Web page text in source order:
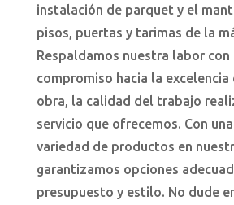
instalación de parquet y el
pisos, puertas y tarimas de la
Respaldamos nuestra labor
compromiso hacia la excelencia
obra, la calidad del trabajo
servicio que ofrecemos. Con
variedad de productos en
garantizamos opciones
presupuesto y estilo. No dude